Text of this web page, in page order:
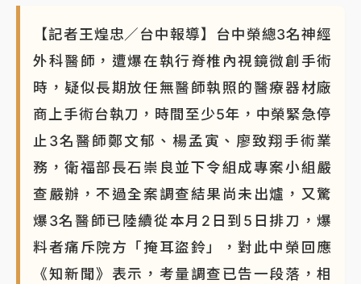
【記者王煌忠／台中報導】台中榮總3名神經
外科醫師，遭爆在執行脊椎內視鏡微創手術
時，疑似長期放任無醫師執照的醫療器材廠
商上手術台執刀，時間至少5年，中榮緊急停
止3名醫師鄭文郁、楊孟寅、廖致翔手術業
務，衛福部長石崇良並下令組成專案小組嚴
查嚴辦，不過全案調查結果尚未出爐，又驚
爆3名醫師已陸續從本月2日到5日排刀，爆
料者痛斥院方「掩耳盜鈴」，對此中榮回應
《知新聞》表示，考量調查已告一段落，相